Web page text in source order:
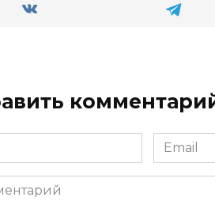
Email
*